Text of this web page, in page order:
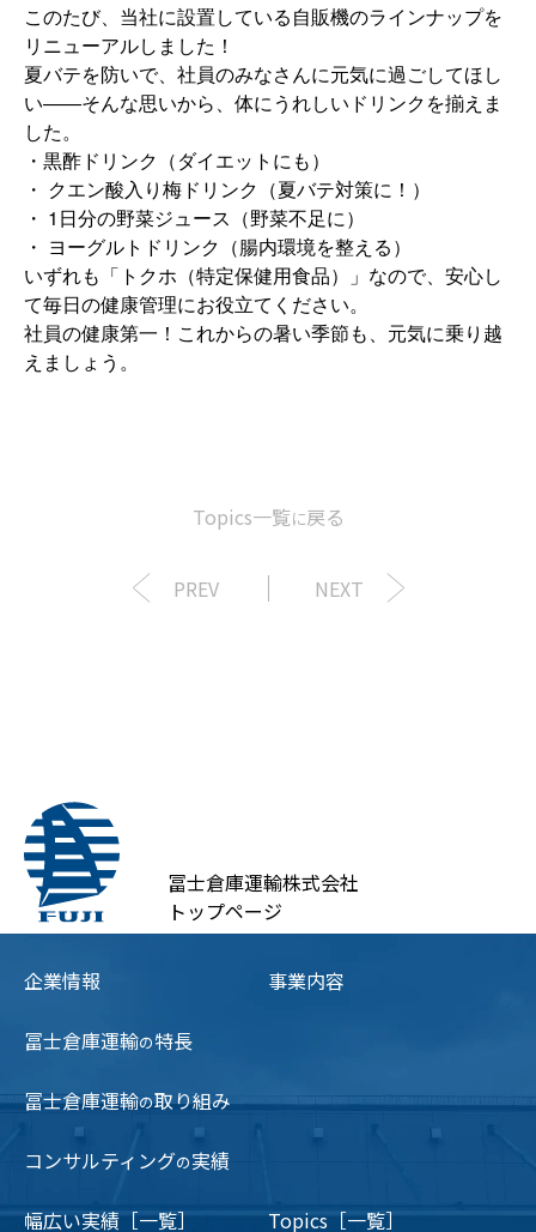
このたび、当社に設置している自販機のラインナップを
リニューアルしました！
夏バテを防いで、社員のみなさんに元気に過ごしてほし
い――そんな思いから、体にうれしいドリンクを揃えま
した。
・黒酢ドリンク（ダイエットにも）
・ クエン酸入り梅ドリンク（夏バテ対策に！）
・ 1 日分の野菜ジュース（野菜不足に）
・ ヨーグルトドリンク（腸内環境を整える）
いずれも「トクホ（特定保健用食品）」なので、安心し
て毎日の健康管理にお役立てください。
社員の健康第一！これからの暑い季節も、元気に乗り越
えましょう。
PREV
Topics一覧に戻る
NEXT
冨士倉庫運輸株式会社
トップページ
企業情報 事業内容
冨士倉庫運輸の特長
冨士倉庫運輸の取り組み
コンサルティングの実績
幅広い実績［一覧］ Topics［一覧］